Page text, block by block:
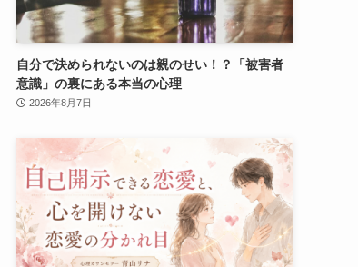
自分で決められないのは親のせい！？「被害者
意識」の裏にある本当の心理
2026年8月7日